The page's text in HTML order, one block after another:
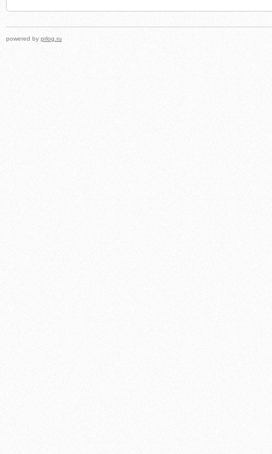
powered by prlog.ru